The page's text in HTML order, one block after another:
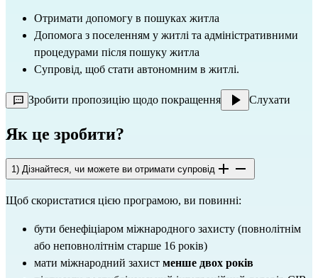
Отримати допомогу в пошуках житла
Допомога з поселенням у житлі та адміністративними
процедурами після пошуку житла
Супровід, щоб стати автономним в житлі.
Зробити пропозицію щодо покращення Слухати
Як це зробити?
1) Дізнайтеся, чи можете ви отримати супровід
Щоб скористатися цією програмою, ви повинні:
бути бенефіціаром міжнародного захисту (повнолітнім
або неповнолітнім старше 16 років)
мати міжнародний захист менше двох років